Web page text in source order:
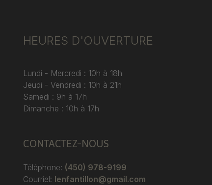
HEURES D'OUVERTURE
Lundi - Mercredi : 10h à 18h
Jeudi - Vendredi : 10h à 21h
Samedi : 9h à 17h
Dimanche : 10h à 17h
CONTACTEZ-NOUS
Téléphone: (450) 978-9199
Courriel: lenfantillon@gmail.com